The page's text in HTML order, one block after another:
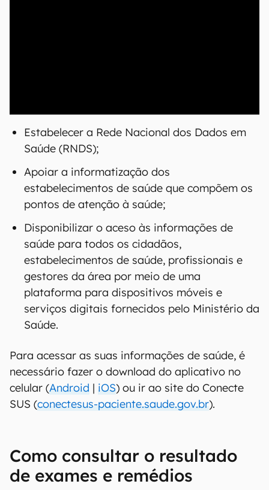
Estabelecer a Rede Nacional dos Dados em
Saúde (RNDS);
Apoiar a informatização dos
estabelecimentos de saúde que compõem os
pontos de atenção à saúde;
Disponibilizar o aceso às informações de
saúde para todos os cidadãos,
estabelecimentos de saúde, profissionais e
gestores da área por meio de uma
plataforma para dispositivos móveis e
serviços digitais fornecidos pelo Ministério da
Saúde.
Para acessar as suas informações de saúde, é
necessário fazer o download do aplicativo no
celular (Android | iOS) ou ir ao site do Conecte
SUS (conectesus-paciente.saude.gov.br).
Como consultar o resultado
de exames e remédios